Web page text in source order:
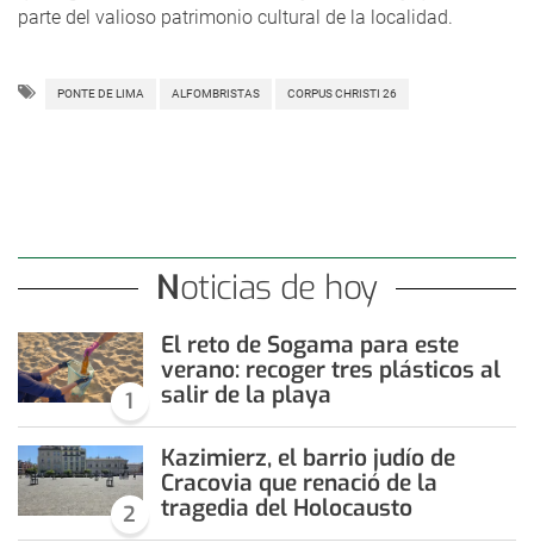
parte del valioso patrimonio cultural de la localidad.
PONTE DE LIMA ALFOMBRISTAS CORPUS CHRISTI 26
Noticias de hoy
1
El reto de Sogama para este
verano: recoger tres plásticos al
salir de la playa
2
Kazimierz, el barrio judío de
Cracovia que renació de la
tragedia del Holocausto